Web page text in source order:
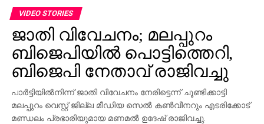
ജീവനക്കാര്‍ക്ക് മര്‍ദനമേല്‍ക്കുകയും അക്രമം
ആവര്‍ത്തിച്ച് അഞ്ചുതവണ വരെ തിരിച്ചെത്തി
ആക്രമണം നടത്തിയതായും ബാര്‍ ഉടമ നല്‍കിയ
പരാതിയില്‍ പറയുന്നു. വിദ്യാഭ്യാസ
ആവശ്യങ്ങള്‍ക്കായി എറണാകുളത്ത് എത്തിയവരാണ്
പ്രതികളെന്ന് പൊലീസ് കണ്ടെത്തിയിട്ടുണ്ട്.
സംഭവത്തില്‍ അലീനയുടെ കൈക്ക് പരുക്കേല്‍ക്കുകയും
ചെയ്തു.
VIDEO STORIES
ജാതി വിവേചനം; മലപ്പുറം
ബിജെപിയില്‍ പൊട്ടിത്തെറി,
ബിജെപി നേതാവ് രാജിവച്ചു
പാര്‍ട്ടിയില്‍നിന്ന് ജാതി വിവേചനം നേരിട്ടെന്ന് ചൂണ്ടിക്കാട്ടി
മലപ്പുറം വെസ്റ്റ് ജില്ല മീഡിയ സെല്‍ കണ്‍വീനറും എടരിക്കോട്
മണ്ഡലം പ്രഭാരിയുമായ മണമല്‍ ഉദേഷ് രാജിവച്ചു.